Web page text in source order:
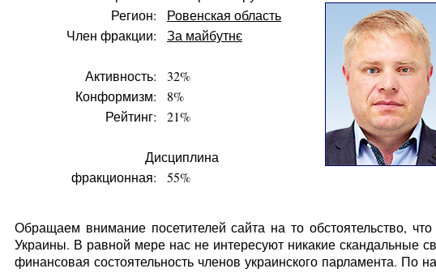
Регион:
Ровенская область
Член фракции:
За майбутнє
Активность:
32%
Конформизм:
8%
Рейтинг:
21%
Дисциплина
фракционная:
55%
Обращаем внимание посетителей сайта на то обстоятельство,
Украины. В равной мере нас не интересуют никакие скандальные
финансовая состоятельность членов украинского парламента.